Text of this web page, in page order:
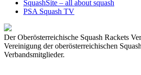
SquashSite – all about squash
PSA Squash TV
Der Oberösterreichische Squash Rackets
Vereinigung der oberösterreichischen
Verbandsmitglieder.